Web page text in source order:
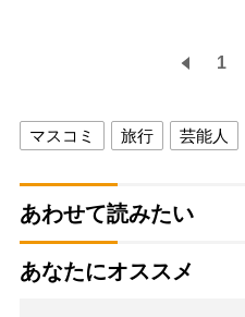
1
マスコミ 旅行 芸能人
あわせて読みたい
あなたにオススメ